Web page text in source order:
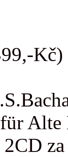
Kč)